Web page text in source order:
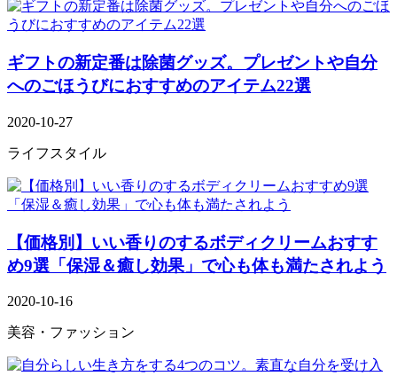
ギフトの新定番は除菌グッズ。プレゼントや自分
へのごほうびにおすすめのアイテム22選
2020-10-27
ライフスタイル
【価格別】いい香りのするボディクリームおすす
め9選「保湿＆癒し効果」で心も体も満たされよう
2020-10-16
美容・ファッション